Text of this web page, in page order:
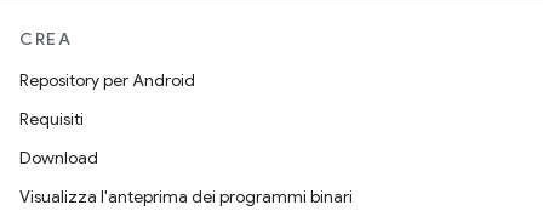
CREA
Repository per Android
Requisiti
Download
Visualizza l'anteprima dei programmi binari